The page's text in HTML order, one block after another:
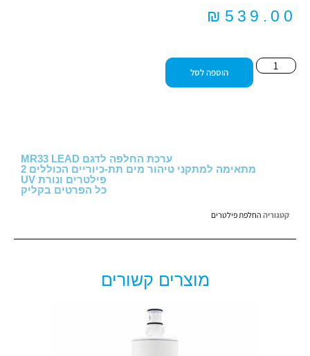
₪ 539.00
הוספה לסל
ערכת החלפה לדגם MR33 LEAD
מתאימה למתקני טיהור מים תת-כיוריים הכוללים 2
פילטרים ונורת UV
כל הפרטים בקליק
קטגוריה החלפת פילטרים
מוצרים קשורים